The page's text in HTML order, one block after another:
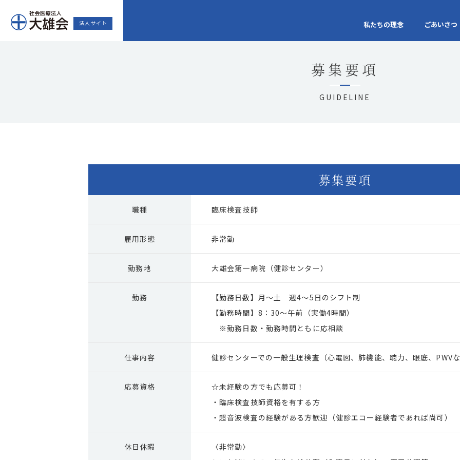
法人サイト 私たちの理念 ごあいさつ
募集要項
GUIDELINE
募集要項
職種 臨床検査技師
雇用形態 非常勤
勤務地 大雄会第一病院（健診センター）
勤務
【勤務日数】月～土 週4～5日のシフト制
【勤務時間】8：30～午前（実働4時間）
※勤務日数・勤務時間ともに応相談
仕事内容 健診センターでの一般生理検査（心電図、肺機能、聴力、眼底、PWV
応募資格
☆未経験の方でも応募可！
・臨床検査技師資格を有する方
・超音波検査の経験がある方歓迎（健診エコー経験者であれば尚可）
休日休暇
〈非常勤〉